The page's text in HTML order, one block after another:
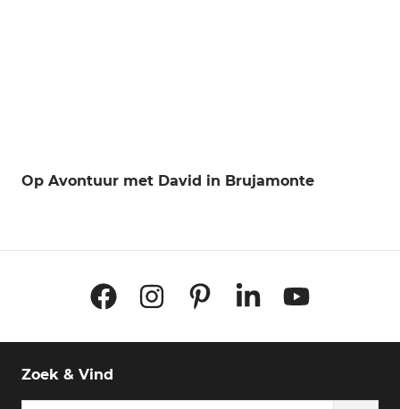
Op Avontuur met David in Brujamonte
FacebookInstagramPinterestLinkedInYouTube
Zoek & Vind